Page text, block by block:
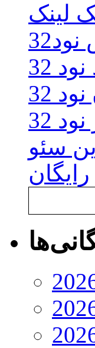
32
32
32
سئو
رایگان